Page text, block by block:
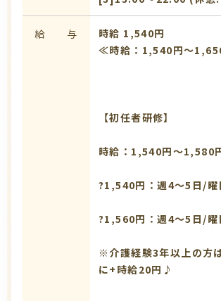
給 与
時給 1,540円
≪時給：1,540円～
【初任者研修】
時給：1,540円～1,580
?1,540円：週4～5日/曜
?1,560円：週4～5日/曜
※介護経験3年以上の方
に+時給20円♪